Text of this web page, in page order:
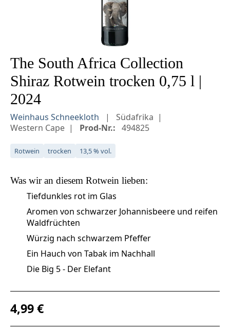
The South Africa Collection
Shiraz Rotwein trocken 0,75 l |
2024
Weinhaus Schneekloth
Südafrika
Western Cape
Prod-Nr.: 494825
Rotwein trocken 13,5 % vol.
Was wir an diesem Rotwein lieben:
Tiefdunkles rot im Glas
Aromen von schwarzer Johannisbeere und reifen
Waldfrüchten
Würzig nach schwarzem Pfeffer
Ein Hauch von Tabak im Nachhall
Die Big 5 - Der Elefant
Regulärer Preis:
4,99 €